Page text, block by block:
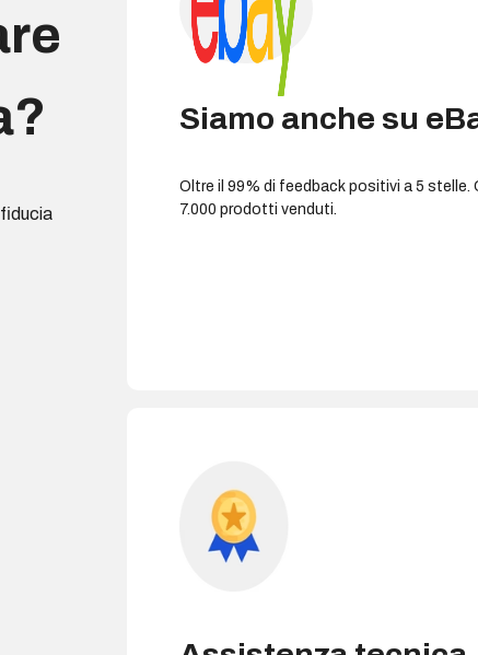
Siamo anche su
Oltre il 99% di feedback positivi a 5 stelle.
7.000 prodotti venduti.